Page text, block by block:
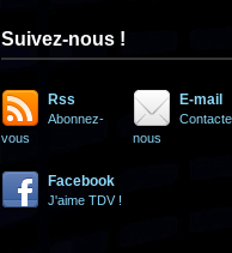
Suivez-nous !
Rss
Abonnez-
vous
E-mail
nous
Facebook
J'aime TDV !